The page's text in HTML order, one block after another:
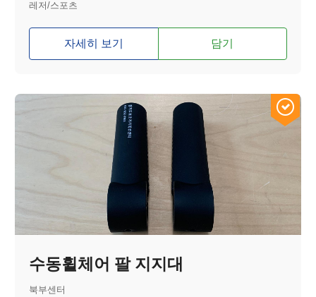
레저/스포츠
자세히 보기 담기
수동휠체어 팔 지지대
북부센터